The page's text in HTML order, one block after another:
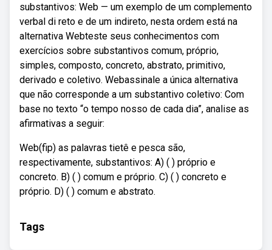
substantivos: Web — um exemplo de um complemento
verbal di reto e de um indireto, nesta ordem está na
alternativa Webteste seus conhecimentos com
exercícios sobre substantivos comum, próprio,
simples, composto, concreto, abstrato, primitivo,
derivado e coletivo. Webassinale a única alternativa
que não corresponde a um substantivo coletivo: Com
base no texto “o tempo nosso de cada dia”, analise as
afirmativas a seguir:
Web(fip) as palavras tietê e pesca são,
respectivamente, substantivos: A) ( ) próprio e
concreto. B) ( ) comum e próprio. C) ( ) concreto e
próprio. D) ( ) comum e abstrato.
Tags